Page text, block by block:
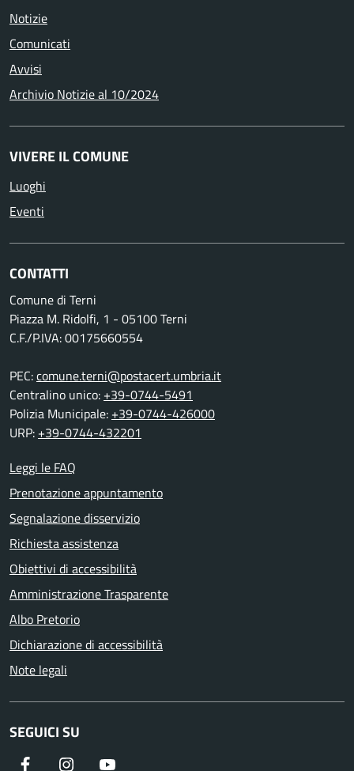
Notizie
Comunicati
Avvisi
Archivio Notizie al 10/2024
VIVERE IL COMUNE
Luoghi
Eventi
CONTATTI
Comune di Terni
Piazza M. Ridolfi, 1 - 05100 Terni
C.F./P.IVA: 00175660554
PEC:comune.terni@postacert.umbria.it
Centralino unico: +39-0744-5491
Polizia Municipale: +39-0744-426000
URP: +39-0744-432201
Leggi le FAQ
Prenotazione appuntamento
Segnalazione disservizio
Richiesta assistenza
Obiettivi di accessibilità
Amministrazione Trasparente
Albo Pretorio
Dichiarazione di accessibilità
Note legali
SEGUICI SU